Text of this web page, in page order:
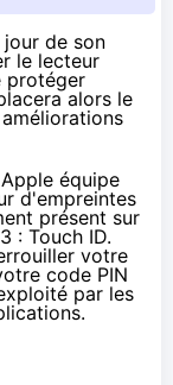
de son
le lecteur
protéger
alors le
équipe
d'empreintes
présent sur
: Touch ID.
votre
code PIN
par les